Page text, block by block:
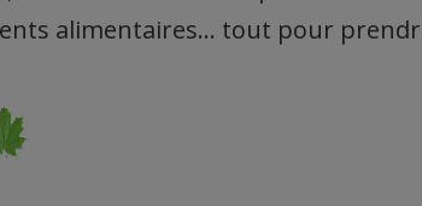
alimentaires… tout pour